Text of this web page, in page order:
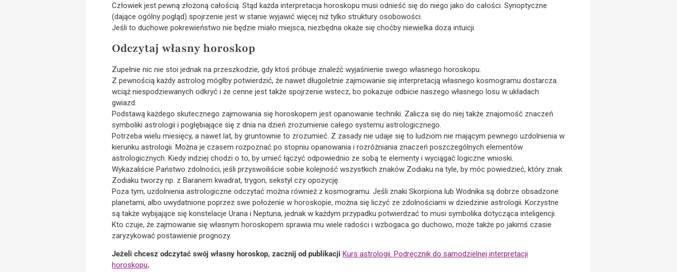
Człowiek jest pewną złożoną całością. Stąd każda interpretacja horoskopu musi odnieść się do niego jako do całości. Synoptyczne
(dające ogólny pogląd) spojrzenie jest w stanie wyjawić więcej niż tylko struktury osobowości.
Jeśli to duchowe pokrewieństwo nie będzie miało miejsca, niezbędna okaże się choćby niewielka doza intuicji.
Odczytaj własny horoskop
Zupełnie nic nie stoi jednak na przeszkodzie, gdy ktoś próbuje znaleźć wyjaśnienie swego własnego horoskopu.
Z pewnością każdy astrolog mógłby potwierdzić, że nawet długoletnie zajmowanie się interpretacją własnego kosmogramu dostarcza
wciąż niespodziewanych odkryć i że cenne jest także spojrzenie wstecz, bo pokazuje odbicie naszego własnego losu w układach
gwiazd.
Podstawą każdego skutecznego zajmowania się horoskopem jest opanowanie techniki. Zalicza się do niej także znajomość znaczeń
symboliki astrologii i pogłębiające się z dnia na dzień zrozumienie całego systemu astrologicznego.
Potrzeba wielu miesięcy, a nawet lat, by gruntownie to zrozumieć. Z zasady nie udaje się to ludziom nie mającym pewnego uzdolnienia w
kierunku astrologii. Można je czasem rozpoznać po stopniu opanowania i rozróżniania znaczeń poszczególnych elementów
astrologicznych. Kiedy indziej chodzi o to, by umieć łączyć odpowiednio ze sobą te elementy i wyciągać logiczne wnioski.
Wykazaliście Państwo zdolności, jeśli przyswoiliście sobie kolejność wszystkich znaków Zodiaku na tyle, by móc powiedzieć, który znak
Zodiaku tworzy np. z Baranem kwadrat, trygon, sekstyl czy opozycję.
Poza tym, uzdolnienia astrologiczne odczytać można również z kosmogramu. Jeśli znaki Skorpiona lub Wodnika są dobrze obsadzone
planetami, albo uwydatnione poprzez swe położenie w horoskopie, można się liczyć ze zdolnościami w dziedzinie astrologii. Korzystne
są także wybijające się konstelacje Urana i Neptuna, jednak w każdym przypadku potwierdzać to musi symbolika dotycząca inteligencji.
Kto czuje, że zajmowanie się własnym horoskopem sprawia mu wiele radości i wzbogaca go duchowo, może także po jakimś czasie
zaryzykować postawienie prognozy.
Jeżeli chcesz odczytać swój własny horoskop, zacznij od publikacji Kurs astrologii. Podręcznik do samodzielnej interpretacji
horoskopu.